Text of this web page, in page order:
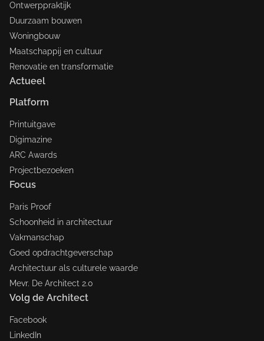
Ontwerppraktijk
Duurzaam bouwen
Woningbouw
Maatschappij en cultuur
Renovatie en transformatie
Actueel
Platform
Printuitgave
Digimazine
ARC Awards
Projectbezoeken
Focus
Paris Proof
Schoonheid in architectuur
Vakmanschap
Goed opdrachtgeverschap
Architectuur als culturele waarde
Mevr. De Architect 2.0
Volg de Architect
Facebook
LinkedIn